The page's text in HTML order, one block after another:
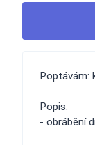
Poptávám:
Popis:
- obrábění